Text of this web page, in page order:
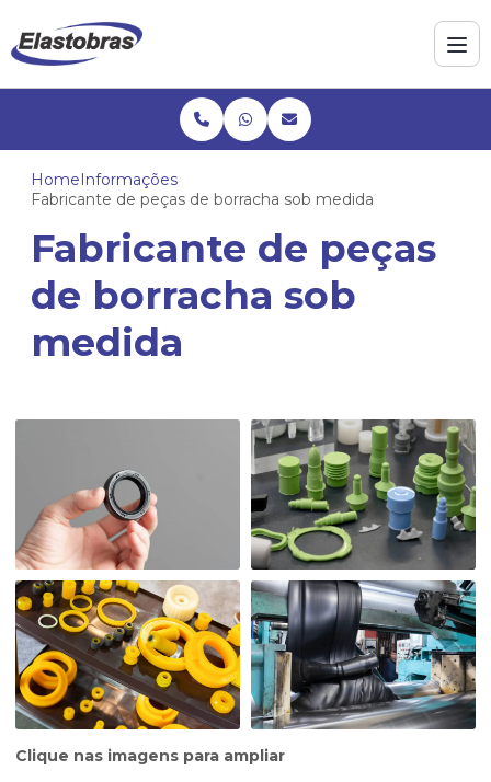
HomeInformações
Fabricante de peças de borracha sob medida
Fabricante de peças
de borracha sob
medida
Clique nas imagens para ampliar